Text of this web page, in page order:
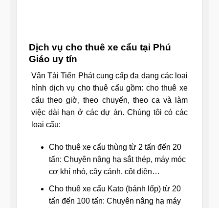
Dịch vụ cho thuê xe cẩu tại Phú
Giáo uy tín
Vận Tải Tiến Phát cung cấp đa dạng các loại
hình dịch vụ cho thuê cẩu gồm: cho thuê xe
cẩu theo giờ, theo chuyến, theo ca và làm
việc dài hạn ở các dự án. Chúng tôi có các
loại cẩu:
Cho thuê xe cẩu thùng từ 2 tấn đến 20
tấn: Chuyên nâng hạ sắt thép, máy móc
cơ khí nhỏ, cây cảnh, cột điện…
Cho thuê xe cẩu Kato (bánh lốp) từ 20
tấn đến 100 tấn: Chuyên nâng hạ máy